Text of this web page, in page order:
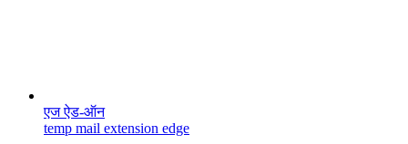
एज ऐड-ऑन
temp mail extension edge